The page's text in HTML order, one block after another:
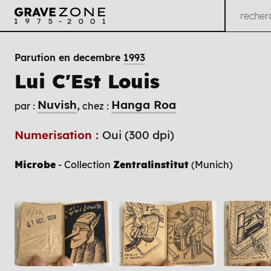
Parution en decembre 1993
Lui C'Est Louis
par : Nuvish chez : Hanga Roa
Numerisation : Oui (300 dpi)
Microbe - Collection Zentralinstitut (Munich)